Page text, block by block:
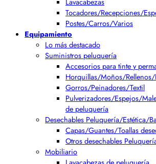
Tocadores/Recepciones/
Postes/Carros/Varios
Equipamiento
Lo más destacado
Suministros peluquería
Accesorios para tinte y
Horquillas/Moños/
Gorros/Peinadores/Textil
Pulverizadores/Espejos/
de peluquería
Desechables Peluquería/Estética/
Capas/Guantes/Toallas
Otros desechables
Mobiliario